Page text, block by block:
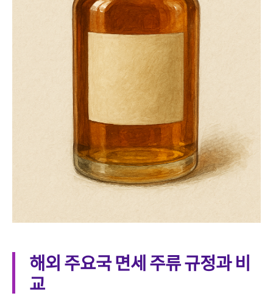
해외 주요국 면세 주류 규정과 비
교